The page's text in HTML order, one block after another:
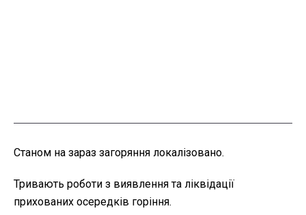
Станом на зараз загоряння локалізовано.
Тривають роботи з виявлення та ліквідації
прихованих осередків горіння.